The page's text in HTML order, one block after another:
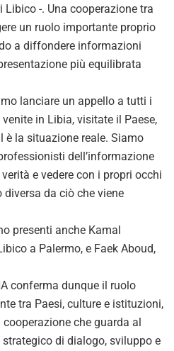
-. Una cooperazione tra
un ruolo importante proprio
a diffondere informazioni
più equilibrata
lanciare un appello a tutti i
in Libia, visitate il Paese,
è la situazione reale. Siamo
dell’informazione
e vedere con i propri occhi
da ciò che viene
presenti anche Kamal
a Palermo, e Faek Aboud,
conferma dunque il ruolo
tra Paesi, culture e istituzioni,
che guarda al
di dialogo, sviluppo e